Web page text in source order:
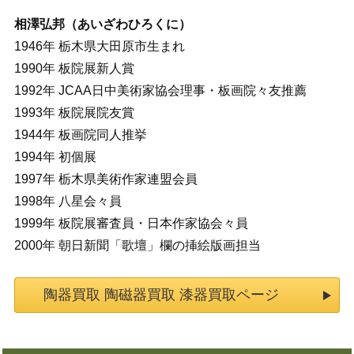
相澤弘邦（あいざわひろくに）
1946年 栃木県大田原市生まれ
1990年 板院展新人賞
1992年 JCAA日中美術家協会理事・板画院々友推薦
1993年 板院展院友賞
1944年 板画院同人推挙
1994年 初個展
1997年 栃木県美術作家連盟会員
1998年 八星会々員
1999年 板院展審査員・日本作家協会々員
2000年 朝日新聞「歌壇」欄の挿絵版画担当
陶器買取 陶磁器買取 漆器買取ページ